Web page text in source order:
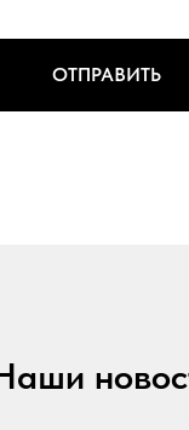
ОТПРАВИТЬ